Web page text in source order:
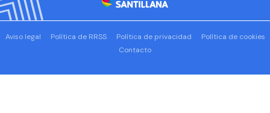
Aviso legal Política de RRSS Política de privacidad
Política de cookies
Contacto